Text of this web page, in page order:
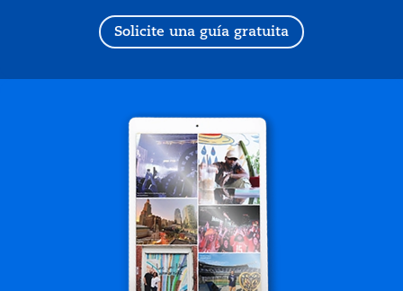
Solicite una guía gratuita